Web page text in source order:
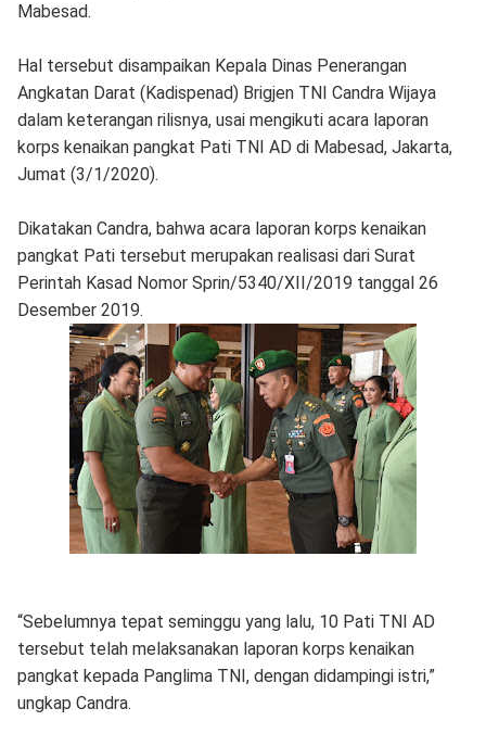
Mabesad.
Hal tersebut disampaikan Kepala Dinas Penerangan
Angkatan Darat (Kadispenad) Brigjen TNI Candra Wijaya
dalam keterangan rilisnya, usai mengikuti acara laporan
korps kenaikan pangkat Pati TNI AD di Mabesad, Jakarta,
Jumat (3/1/2020).
Dikatakan Candra, bahwa acara laporan korps kenaikan
pangkat Pati tersebut merupakan realisasi dari Surat
Perintah Kasad Nomor Sprin/5340/XII/2019 tanggal 26
Desember 2019.
“Sebelumnya tepat seminggu yang lalu, 10 Pati TNI AD
tersebut telah melaksanakan laporan korps kenaikan
pangkat kepada Panglima TNI, dengan didampingi istri,”
ungkap Candra.